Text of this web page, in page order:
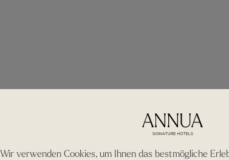
Wir verwenden Cookies, um Ihnen das bestmögliche